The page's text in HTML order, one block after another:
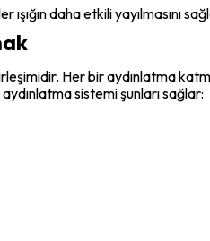
daha etkili yayılmasını
Her bir aydınlatma
sistemi şunları sağlar: